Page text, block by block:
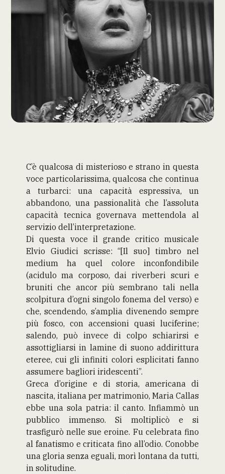
C’è qualcosa di misterioso e strano in questa
voce particolarissima, qualcosa che continua
a turbarci: una capacità espressiva, un
abbandono, una passionalità che l’assoluta
capacità tecnica governava mettendola al
servizio dell’interpretazione.
Di questa voce il grande critico musicale
Elvio Giudici scrisse: “[Il suo] timbro nel
medium ha quel colore inconfondibile
(acidulo ma corposo, dai riverberi scuri e
bruniti che ancor più sembrano tali nella
scolpitura d’ogni singolo fonema del verso) e
che, scendendo, s’amplia divenendo sempre
più fosco, con accensioni quasi luciferine;
salendo, può invece di colpo schiarirsi e
assottigliarsi in lamine di suono addirittura
eteree, cui gli infiniti colori esplicitati fanno
assumere bagliori iridescenti”.
Greca d’origine e di storia, americana di
nascita, italiana per matrimonio, Maria Callas
ebbe una sola patria: il canto. Infiammò un
pubblico immenso. Si moltiplicò e si
trasfigurò nelle sue eroine. Fu celebrata fino
al fanatismo e criticata fino all’odio. Conobbe
una gloria senza eguali, morì lontana da tutti,
in solitudine.